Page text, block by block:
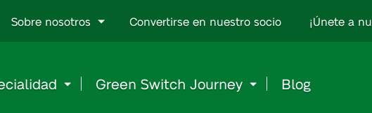
to
Sobre nosotros Convertirse en nuestro socio ¡Únete a
Green Switch Journey Blog